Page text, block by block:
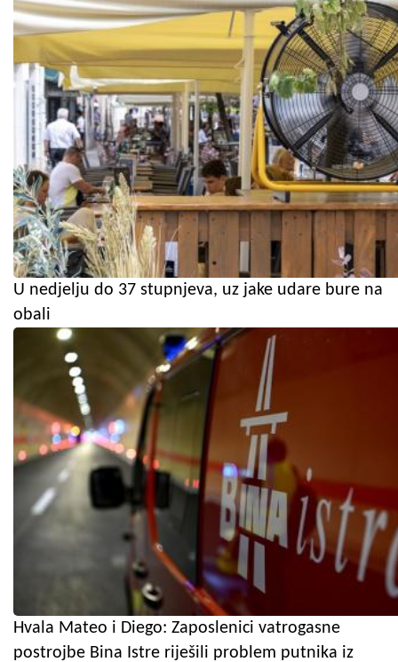
U nedjelju do 37 stupnjeva, uz jake udare bure na
obali
Hvala Mateo i Diego: Zaposlenici vatrogasne
postrojbe Bina Istre riješili problem putnika iz